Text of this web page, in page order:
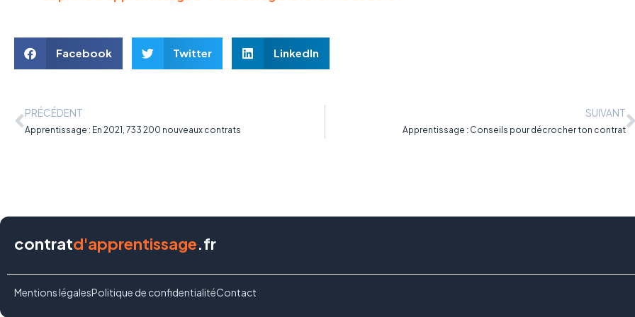
Facebook Twitter LinkedIn
PRÉCÉDENT
Apprentissage : En 2021, 733 200 nouveaux contrats
SUIVANT
Apprentissage : Conseils pour décrocher ton contrat
contratd'apprentissage.fr
Mentions légalesPolitique de confidentialitéContact